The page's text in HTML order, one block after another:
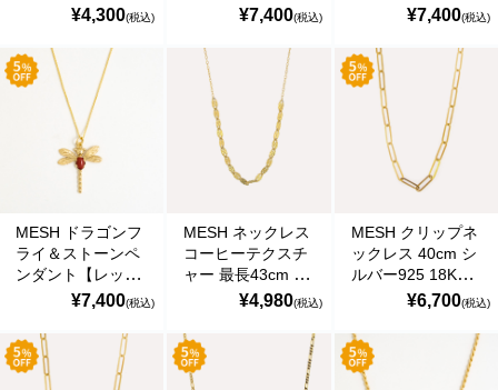
18Kゴールドコー
ルトガル直輸入
COL0192F Gold
Necklace
¥4,300(税込)
ト】最長43cm
ト シルバー925 ポ
ルトガル直輸入
COL0176 Gold
Necklace
¥7,400(税込)
ー】最長43cm
ト シルバー925 ポ
ルトガル直輸入
COL0176 Gold
Necklace
¥7,400(税込)
MESH ドラゴンフ
ライ＆ストーンペ
ンダント【レッ
ド】最長43cm
ト シルバー925 ポ
ルトガル直輸入
COL0176 Gold
¥7,400(税込)
MESH ネックレス
コーヒーテクスチ
ャー 最長43cm シ
ルバー925 18Kゴ
トガル直輸入
COL330L Gold
Necklace
¥4,980(税込)
MESH クリップネ
ックレス 40cm シ
ルバー925 18Kゴ
ールドコート ポル
VOL0026 Gold
Necklace
¥6,700(税込)